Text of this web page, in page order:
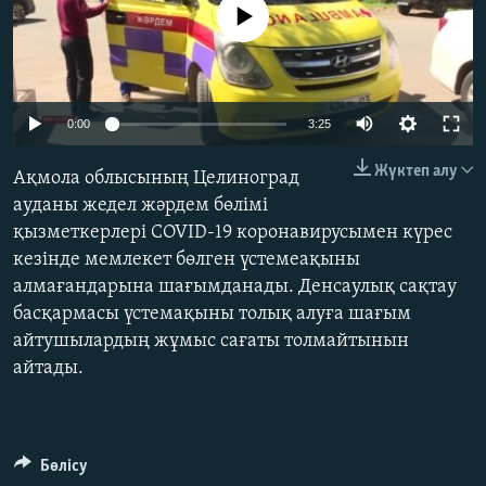
ЖАЗЫЛЫҢЫЗ
Басқа тілдерде
Auto 270p
1080p
No media source currently available
0:00 3:25
404p
Жүктеп алу
Ақмола облысының Целиноград
ауданы жедел жәрдем бөлімі
қызметкерлері COVID-19 коронавирусымен күрес
кезінде мемлекет бөлген үстемеақыны
алмағандарына шағымданады. Денсаулық сақтау
басқармасы үстемақыны толық алуға шағым
айтушылардың жұмыс сағаты толмайтынын
айтады.
Бөлісу